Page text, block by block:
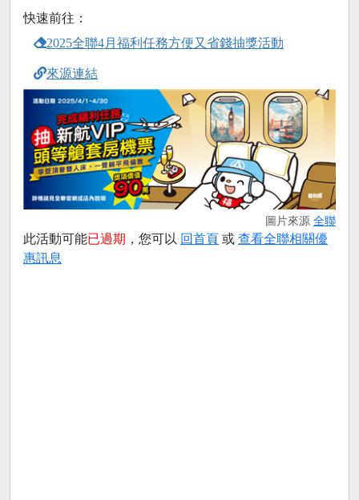
快速前往：
2025全聯4月福利任務方便又省錢抽獎活動
來源連結
圖片來源 全聯
此活動可能已過期 ，您可以 回首頁 或 查看全聯相關優
惠訊息